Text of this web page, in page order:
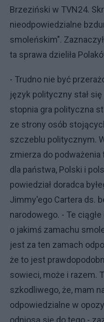
Brzeziński w TVN24.
nieodpowiedzialne
smoleńskim".
ta sprawa dzieliła
- Trudno nie być
język polityczny stał
stopnia gra polityczna
ze strony osób
szczeblu politycznym.
zmierza do
dla państwa, Polski i
powiedział doradca
Jimmy'ego Cartera ds.
narodowego. - Te
o jakimś zamachu
jest za ten zamach
że to jest
sowieci, może i razem.
szkodliwego, że, mam
odpowiedzialne w
odniosą się do tego -